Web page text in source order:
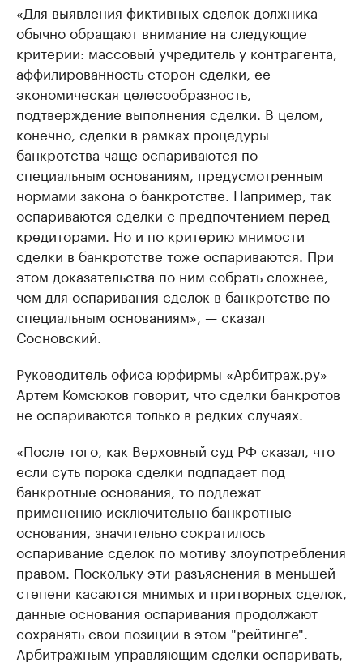
«Для выявления фиктивных сделок должника
обычно обращают внимание на следующие
критерии: массовый учредитель у контрагента,
аффилированность сторон сделки, ее
экономическая целесообразность,
подтверждение выполнения сделки. В целом,
конечно, сделки в рамках процедуры
банкротства чаще оспариваются по
специальным основаниям, предусмотренным
нормами закона о банкротстве. Например, так
оспариваются сделки с предпочтением перед
кредиторами. Но и по критерию мнимости
сделки в банкротстве тоже оспариваются. При
этом доказательства по ним собрать сложнее,
чем для оспаривания сделок в банкротстве по
специальным основаниям», — сказал
Сосновский.
Руководитель офиса юрфирмы «Арбитраж.ру»
Артем Комсюков говорит, что сделки банкротов
не оспариваются только в редких случаях.
«После того, как Верховный суд РФ сказал, что
если суть порока сделки подпадает под
банкротные основания, то подлежат
применению исключительно банкротные
основания, значительно сократилось
оспаривание сделок по мотиву злоупотребления
правом. Поскольку эти разъяснения в меньшей
степени касаются мнимых и притворных сделок,
данные основания оспаривания продолжают
сохранять свои позиции в этом "рейтинге".
Арбитражным управляющим сделки оспаривать,